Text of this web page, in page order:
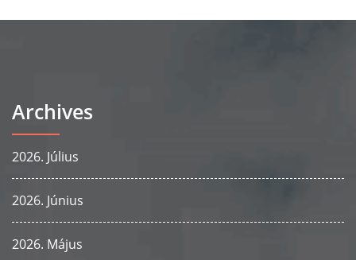
Archives
2026. Július
2026. Június
2026. Május